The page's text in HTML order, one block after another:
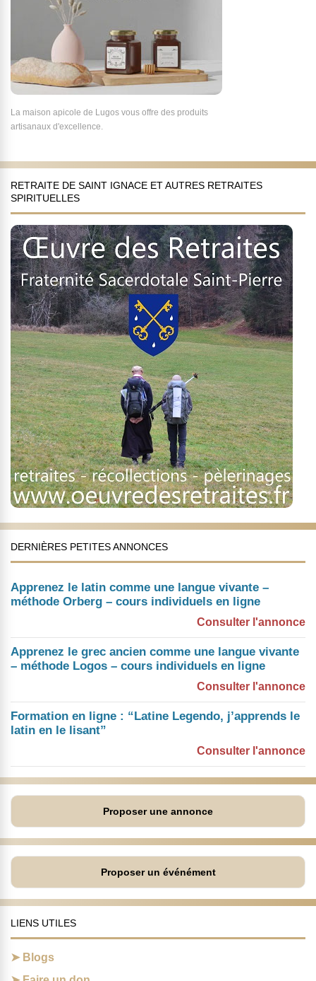
La maison apicole de Lugos vous offre des produits
artisanaux d'excellence.
RETRAITE DE SAINT IGNACE ET AUTRES RETRAITES
SPIRITUELLES
DERNIÈRES PETITES ANNONCES
Apprenez le latin comme une langue vivante –
méthode Orberg – cours individuels en ligne
Consulter l'annonce
Apprenez le grec ancien comme une langue vivante
– méthode Logos – cours individuels en ligne
Consulter l'annonce
Formation en ligne : “Latine Legendo, j’apprends le
latin en le lisant”
Consulter l'annonce
Proposer une annonce
Proposer un événément
LIENS UTILES
Blogs